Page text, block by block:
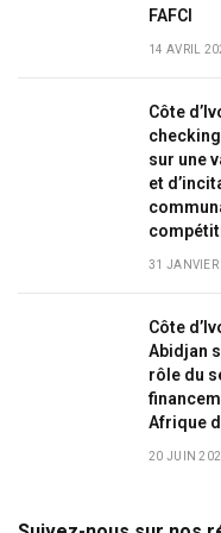
FAFCI
14 AVRIL
Côte
sur une
et
31 JANVIER
Côte
Abidjan
rôle du
Afrique
20 JUIN